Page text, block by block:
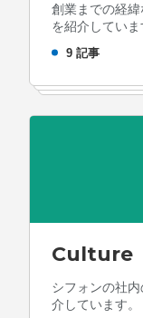
創業までの経
を紹介していま
9 記事
Culture
シフォンの社
介しています。